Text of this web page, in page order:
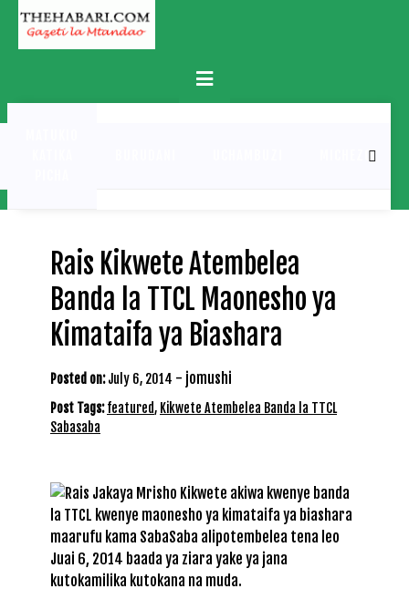
Skip
content
Primary
Menu
MICHEZO
Rais Kikwete Atembelea
Banda la TTCL Maonesho ya
Kimataifa ya Biashara
Posted on: July 6, 2014 - jomushi
Post Tags:featured, Kikwete Atembelea Banda la TTCL
Sabasaba